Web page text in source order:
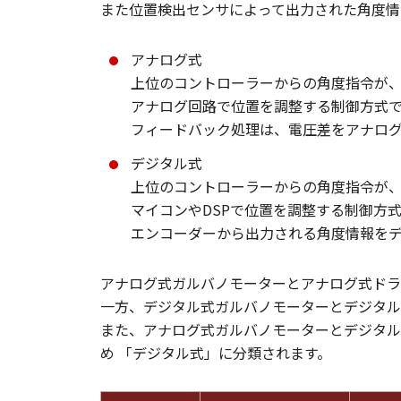
また位置検出センサによって出力された角度
アナログ式
上位のコントローラーからの角度指令が
アナログ回路で位置を調整する制御方式
フィードバック処理は、電圧差をアナロ
デジタル式
上位のコントローラーからの角度指令が
マイコンやDSPで位置を調整する制御方
エンコーダーから出力される角度情報を
アナログ式ガルバノモーターとアナログ式ド
一方、デジタル式ガルバノモーターとデジタ
また、アナログ式ガルバノモーターとデジタ
め 「デジタル式」に分類されます。